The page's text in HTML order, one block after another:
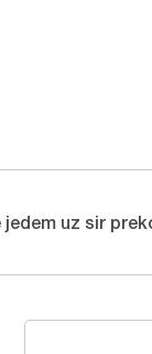
uz sir